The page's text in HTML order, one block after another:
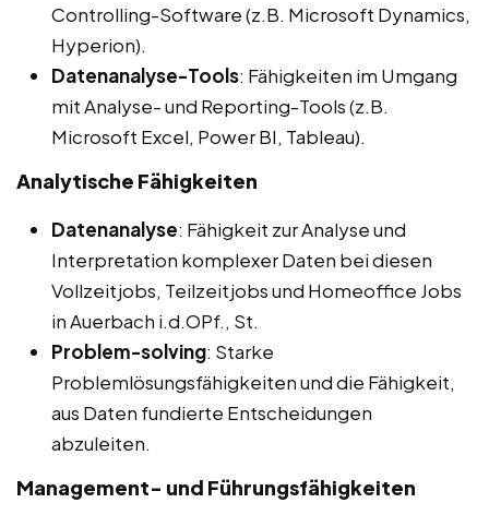
Controlling-Software (z.B. Microsoft Dynamics,
Hyperion).
Datenanalyse-Tools: Fähigkeiten im Umgang
mit Analyse- und Reporting-Tools (z.B.
Microsoft Excel, Power BI, Tableau).
Analytische Fähigkeiten
Datenanalyse: Fähigkeit zur Analyse und
Interpretation komplexer Daten bei diesen
Vollzeitjobs, Teilzeitjobs und Homeoffice Jobs
in Auerbach i.d.OPf., St.
Problem-solving: Starke
Problemlösungsfähigkeiten und die Fähigkeit,
aus Daten fundierte Entscheidungen
abzuleiten.
Management- und Führungsfähigkeiten